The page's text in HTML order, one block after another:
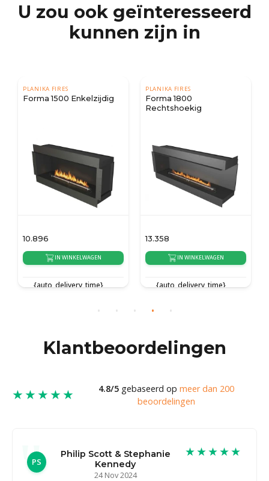
U zou ook geïnteresseerd
kunnen zijn in
PLANIKA FIRES
Forma 1500 Enkelzijdig
10.896
IN WINKELWAGEN
{auto_delivery_time}
PLANIKA FIRES
Forma 1800
Rechtshoekig
13.358
IN WINKELWAGEN
{auto_delivery_time}
Klantbeoordelingen
★★★★★ 4.8/5gebaseerd op meer dan 200
beoordelingen
PS
Philip Scott & Stephanie
Kennedy
24 Nov 2024
★★★★★